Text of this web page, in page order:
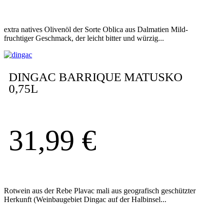
extra natives Olivenöl der Sorte Oblica aus Dalmatien Mild-
fruchtiger Geschmack, der leicht bitter und würzig...
DINGAC BARRIQUE MATUSKO
0,75L
31,99 €
Rotwein aus der Rebe Plavac mali aus geografisch geschützter
Herkunft (Weinbaugebiet Dingac auf der Halbinsel...